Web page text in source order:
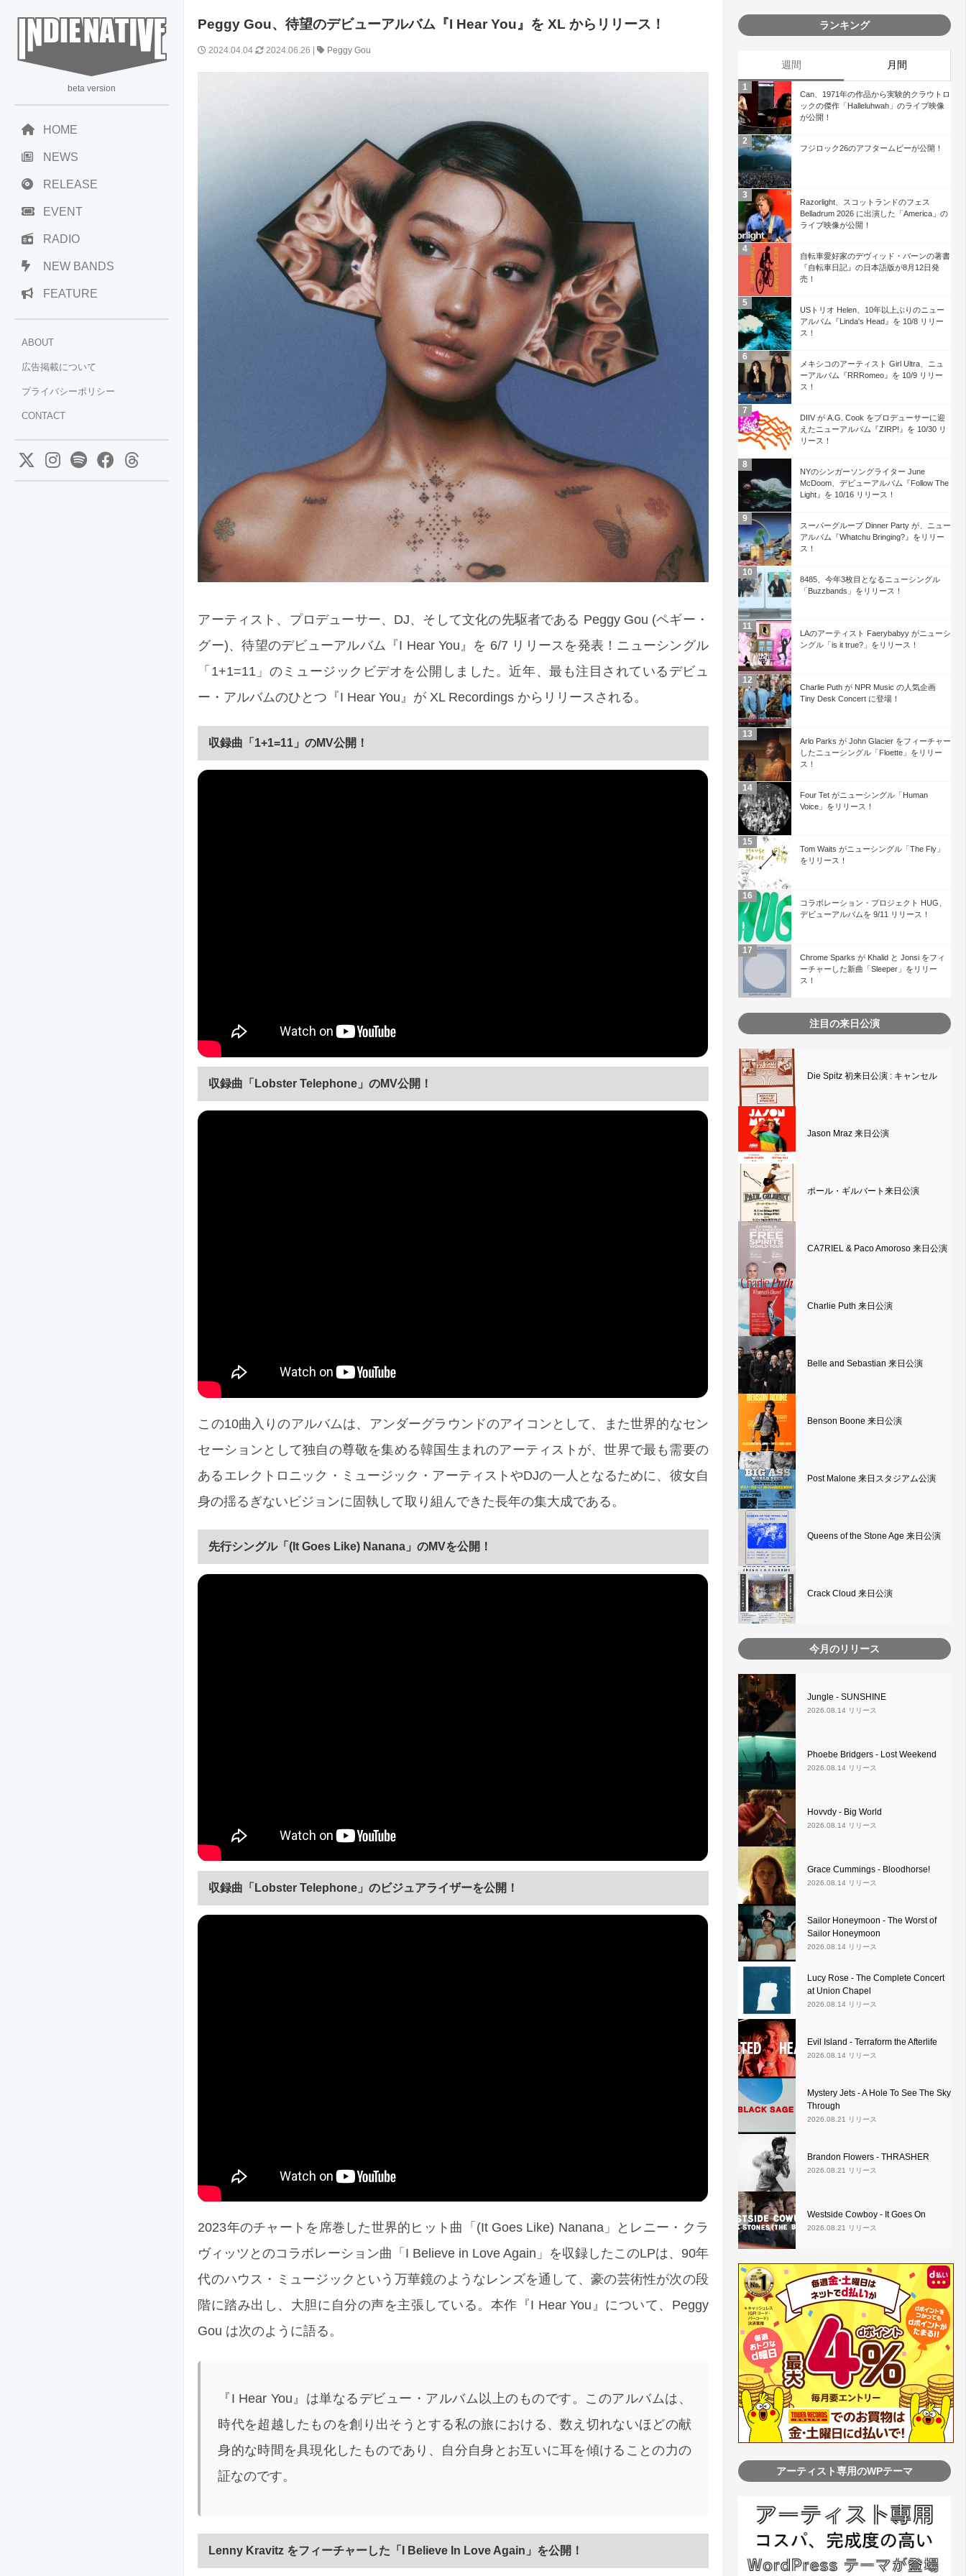
beta version
HOME
NEWS
RELEASE
EVENT
RADIO
NEW BANDS
FEATURE
ABOUT
広告掲載について
プライバシーポリシー
CONTACT
Peggy Gou、待望のデビューアルバム『I Hear You』を XL からリリース！
2024.04.04 2024.06.26 | Peggy Gou
アーティスト、プロデューサー、DJ、そして文化の先駆者である Peggy Gou (ペギー・
グー)、待望のデビューアルバム『I Hear You』を 6/7 リリースを発表！ニューシングル
「1+1=11」のミュージックビデオを公開しました。近年、最も注目されているデビュ
ー・アルバムのひとつ『I Hear You』が XL Recordings からリリースされる。
収録曲「1+1=11」のMV公開！
収録曲「Lobster Telephone」のMV公開！
この10曲入りのアルバムは、アンダーグラウンドのアイコンとして、また世界的なセン
セーションとして独自の尊敬を集める韓国生まれのアーティストが、世界で最も需要の
あるエレクトロニック・ミュージック・アーティストやDJの一人となるために、彼女自
身の揺るぎないビジョンに固執して取り組んできた長年の集大成である。
先行シングル「(It Goes Like) Nanana」のMVを公開！
収録曲「Lobster Telephone」のビジュアライザーを公開！
2023年のチャートを席巻した世界的ヒット曲「(It Goes Like) Nanana」とレニー・クラ
ヴィッツとのコラボレーション曲「I Believe in Love Again」を収録したこのLPは、90年
代のハウス・ミュージックという万華鏡のようなレンズを通して、豪の芸術性が次の段
階に踏み出し、大胆に自分の声を主張している。本作『I Hear You』について、Peggy
Gou は次のように語る。
『I Hear You』は単なるデビュー・アルバム以上のものです。このアルバムは、
時代を超越したものを創り出そうとする私の旅における、数え切れないほどの献
身的な時間を具現化したものであり、自分自身とお互いに耳を傾けることの力の
証なのです。
Lenny Kravitz をフィーチャーした「I Believe In Love Again」を公開！
ランキング
週間 月間
Can、1971年の作品から実験的クラウトロ
ックの傑作「Halleluhwah」のライブ映像
が公開！
フジロック26のアフタームビーが公開！
Razorlight、スコットランドのフェス
Belladrum 2026 に出演した「America」の
ライブ映像が公開！
自転車愛好家のデヴィッド・バーンの著書
『自転車日記』の日本語版が8月12日発
売！
USトリオ Helen、10年以上ぶりのニュー
アルバム『Linda's Head』を 10/8 リリー
ス！
メキシコのアーティスト Girl Ultra、ニュ
ーアルバム『RRRomeo』を 10/9 リリー
ス！
DIIV が A.G. Cook をプロデューサーに迎
えたニューアルバム『ZIRP!』を 10/30 リ
リース！
NYのシンガーソングライター June
McDoom、デビューアルバム『Follow The
Light』を 10/16 リリース！
スーパーグループ Dinner Party が、ニュー
アルバム『Whatchu Bringing?』をリリー
ス！
8485、今年3枚目となるニューシングル
「Buzzbands」をリリース！
LAのアーティスト Faerybabyy がニューシ
ングル「is it true?」をリリース！
Charlie Puth が NPR Music の人気企画
Tiny Desk Concert に登場！
Arlo Parks が John Glacier をフィーチャー
したニューシングル「Floette」をリリー
ス！
Four Tet がニューシングル「Human
Voice」をリリース！
Tom Waits がニューシングル「The Fly」
をリリース！
コラボレーション・プロジェクト HUG、
デビューアルバムを 9/11 リリース！
Chrome Sparks が Khalid と Jonsi をフィ
ーチャーした新曲「Sleeper」をリリー
ス！
注目の来日公演
Die Spitz 初来日公演 : キャンセル
Jason Mraz 来日公演
ポール・ギルバート来日公演
CA7RIEL & Paco Amoroso 来日公演
Charlie Puth 来日公演
Belle and Sebastian 来日公演
Benson Boone 来日公演
Post Malone 来日スタジアム公演
Queens of the Stone Age 来日公演
Crack Cloud 来日公演
今月のリリース
Jungle - SUNSHINE
2026.08.14 リリース
Phoebe Bridgers - Lost Weekend
2026.08.14 リリース
Hovvdy - Big World
2026.08.14 リリース
Grace Cummings - Bloodhorse!
2026.08.14 リリース
Sailor Honeymoon - The Worst of
Sailor Honeymoon
2026.08.14 リリース
Lucy Rose - The Complete Concert
at Union Chapel
2026.08.14 リリース
Evil Island - Terraform the Afterlife
2026.08.14 リリース
Mystery Jets - A Hole To See The Sky
Through
2026.08.21 リリース
Brandon Flowers - THRASHER
2026.08.21 リリース
Westside Cowboy - It Goes On
2026.08.21 リリース
アーティスト専用のWPテーマ